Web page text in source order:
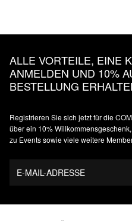
ALLE VORTEILE, EINE
ANMELDEN UND 10%
BESTELLUNG
Registrieren Sie sich jetzt für die
über ein 10%
zu Events sowie viele weitere
E-MAIL-ADRESSE